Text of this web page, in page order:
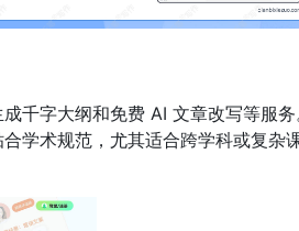
千字大纲和免费 AI 文章改写等服
学术规范，尤其适合跨学科或复杂